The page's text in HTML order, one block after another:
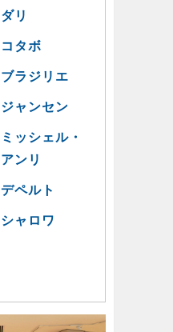
ダリ
コタボ
ブラジリエ
ジャンセン
ミッシェル・
アンリ
デペルト
シャロワ